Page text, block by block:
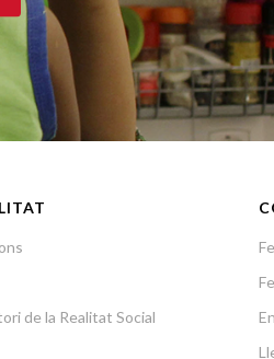
de la Realitat Social